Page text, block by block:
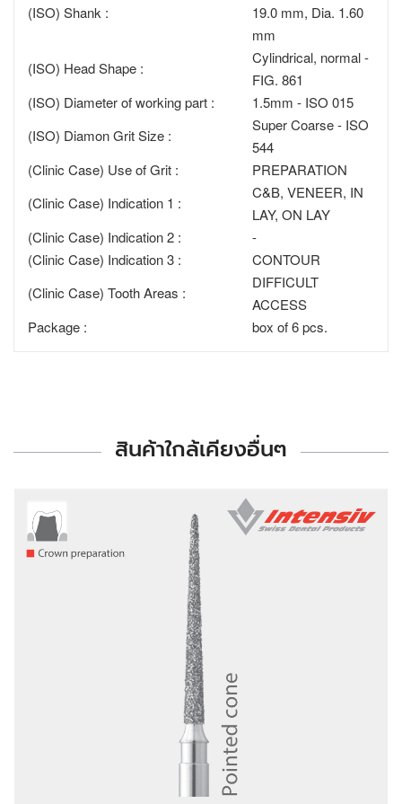
(ISO) Shank :
19.0 mm, Dia. 1.60
mm
(ISO) Head Shape :
Cylindrical, normal -
FIG. 861
(ISO) Diameter of working part :
1.5mm - ISO 015
(ISO) Diamon Grit Size :
Super Coarse - ISO
544
(Clinic Case) Use of Grit :
PREPARATION
(Clinic Case) Indication 1 :
C&B, VENEER, IN
LAY, ON LAY
(Clinic Case) Indication 2 :
-
(Clinic Case) Indication 3 :
CONTOUR
(Clinic Case) Tooth Areas :
DIFFICULT
ACCESS
Package :
box of 6 pcs.
สินค้าใกล้เคียงอื่นๆ